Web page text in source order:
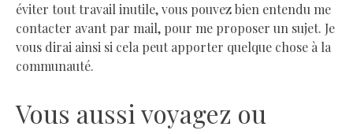
éviter tout travail inutile, vous pouvez bien entendu me
contacter avant par mail, pour me proposer un sujet. Je
vous dirai ainsi si cela peut apporter quelque chose à la
communauté.
Vous aussi voyagez ou